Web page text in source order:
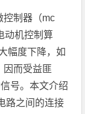
控制器（mc
动机控制算
幅度下降，如
因而受益匪
号。本文介绍
路之间的连接